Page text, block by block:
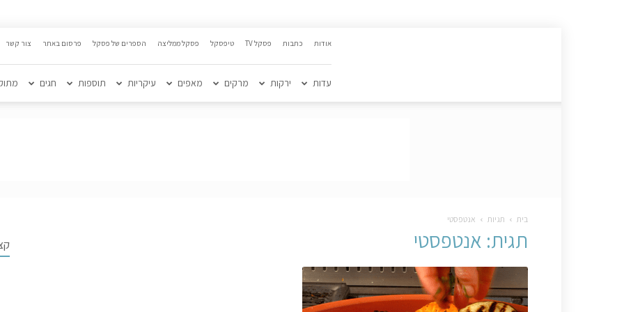
אודות כתבות פסקל TV טיפסקל פסקל ממליצה הספרים של פסקל פרסום באתר צור קשר
עדות ירקות מרקים מאפים עיקריות תוספות חגים
בית תגיות אנטפסטי
תגית: אנטפסטי